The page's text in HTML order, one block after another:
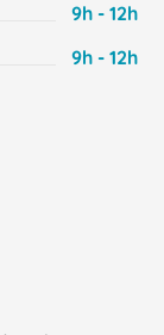
9h - 12h
9h - 12h